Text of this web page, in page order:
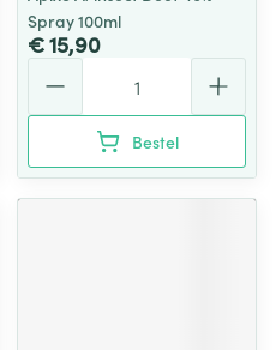
Spray 100ml
€ 15,90
Bestel